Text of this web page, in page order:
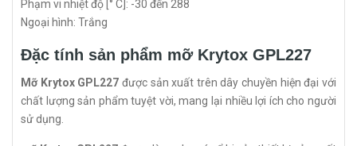
Phạm vi nhiệt độ [° C]: -30 đến 288
Ngoại hình: Trắng
Đặc tính sản phẩm mỡ Krytox GPL227
Mỡ Krytox GPL227 được sản xuất trên dây chuyền hiện đại với
chất lượng sản phẩm tuyệt vời, mang lại nhiều lợi ích cho người
sử dụng.